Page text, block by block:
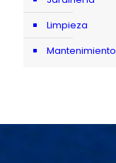
Limpieza
Mantenimiento